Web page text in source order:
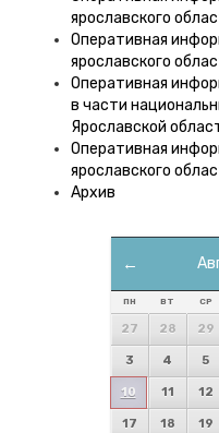
ярославского
Оперативная
ярославского
Оперативная
в части
Ярославской
Оперативная
ярославского
Архив
←
ПН ВТ СР
27 28 29
3 4 5
10 11 12
17 18 19